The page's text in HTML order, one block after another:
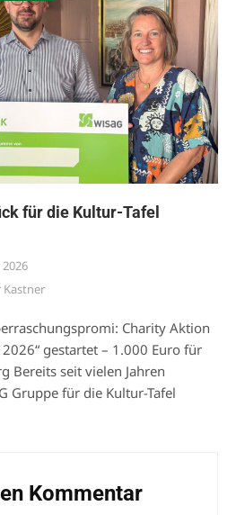
für die Kultur-Tafel
2026
Kastner
Charity Aktion
gestartet – 1.000 Euro für
Bereits seit vielen Jahren
Gruppe für die Kultur-Tafel
Kommentar